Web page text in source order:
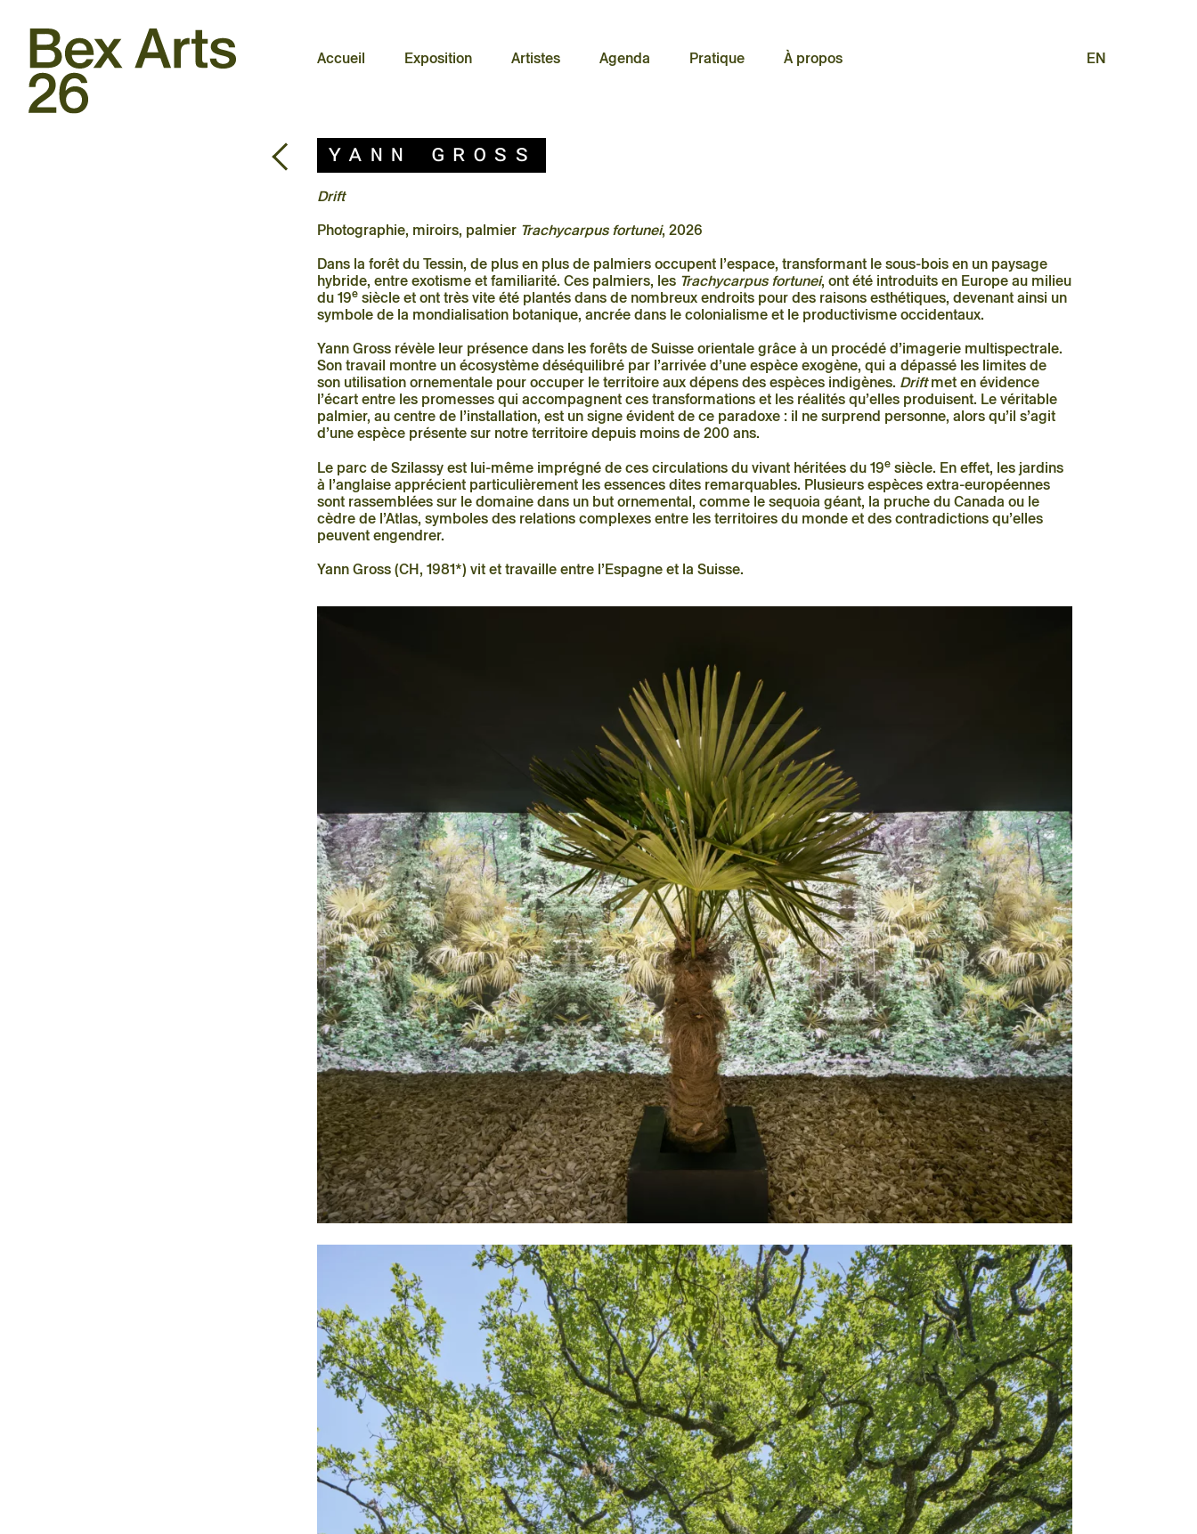
Accueil Exposition Artistes Agenda Pratique À propos EN
Triennale d’art contemporain
en plein air
Accueil
Exposition
Retour Yann Gross
Drift
Photographie, miroirs, palmier Trachycarpus fortunei, 2026
Dans la forêt du Tessin, de plus en plus de palmiers occupent l’espace, transformant le sous-bois en un paysage
hybride, entre exotisme et familiarité. Ces palmiers, les Trachycarpus fortunei, ont été introduits en Europe au milieu
du 19e siècle et ont très vite été plantés dans de nombreux endroits pour des raisons esthétiques, devenant ainsi un
symbole de la mondialisation botanique, ancrée dans le colonialisme et le productivisme occidentaux.
Yann Gross révèle leur présence dans les forêts de Suisse orientale grâce à un procédé d’imagerie multispectrale.
Son travail montre un écosystème déséquilibré par l’arrivée d’une espèce exogène, qui a dépassé les limites de
son utilisation ornementale pour occuper le territoire aux dépens des espèces indigènes. Driftmet en évidence
l’écart entre les promesses qui accompagnent ces transformations et les réalités qu’elles produisent. Le véritable
palmier, au centre de l’installation, est un signe évident de ce paradoxe : il ne surprend personne, alors qu’il s’agit
d’une espèce présente sur notre territoire depuis moins de 200 ans.
Le parc de Szilassy est lui-même imprégné de ces circulations du vivant héritées du 19e siècle. En effet, les jardins
à l’anglaise apprécient particulièrement les essences dites remarquables. Plusieurs espèces extra-européennes
sont rassemblées sur le domaine dans un but ornemental, comme le sequoia géant, la pruche du Canada ou le
cèdre de l’Atlas, symboles des relations complexes entre les territoires du monde et des contradictions qu’elles
peuvent engendrer.
Yann Gross (CH, 1981*) vit et travaille entre l’Espagne et la Suisse.